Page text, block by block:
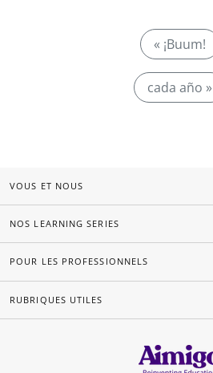
« ¡Buum!
cada año »
VOUS ET NOUS
NOS LEARNING SERIES
POUR LES PROFESSIONNELS
RUBRIQUES UTILES